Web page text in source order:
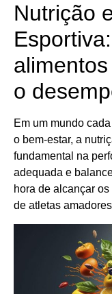
Nutrição
o
Em um mundo
o bem-estar, a
fundamental na
adequada e
hora de alcançar
de atletas